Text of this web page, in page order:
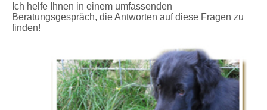
Ich helfe Ihnen in einem umfassenden
Beratungsgespräch, die Antworten auf diese Fragen zu
finden!